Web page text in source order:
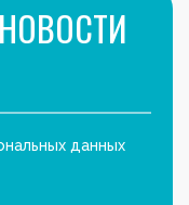
данных